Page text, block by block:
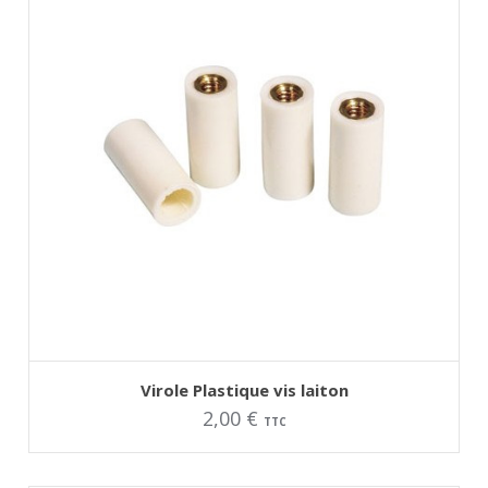
Ce
produit
a
variations.
Virole Plastique vis laiton
2,00 € TTC